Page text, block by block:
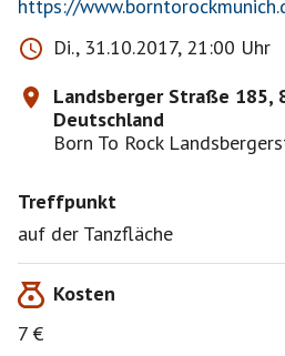
https://
Di., 31.10.2017, 21:00 Uhr
Landsberger Straße 185,
Deutschland
Born To Rock
Treffpunkt
auf der Tanzfläche
Kosten
7 €